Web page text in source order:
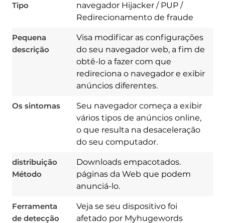
Tipo
navegador Hijacker / PUP /
Redirecionamento de fraude
Pequena
descrição
Visa modificar as configurações
do seu navegador web, a fim de
obtê-lo a fazer com que
redireciona o navegador e exibir
anúncios diferentes.
Os sintomas
Seu navegador começa a exibir
vários tipos de anúncios online,
o que resulta na desaceleração
do seu computador.
distribuição
Método
Downloads empacotados.
páginas da Web que podem
anunciá-lo.
Ferramenta
de detecção
Veja se seu dispositivo foi
afetado por Myhugewords
Download
Spy Hunter